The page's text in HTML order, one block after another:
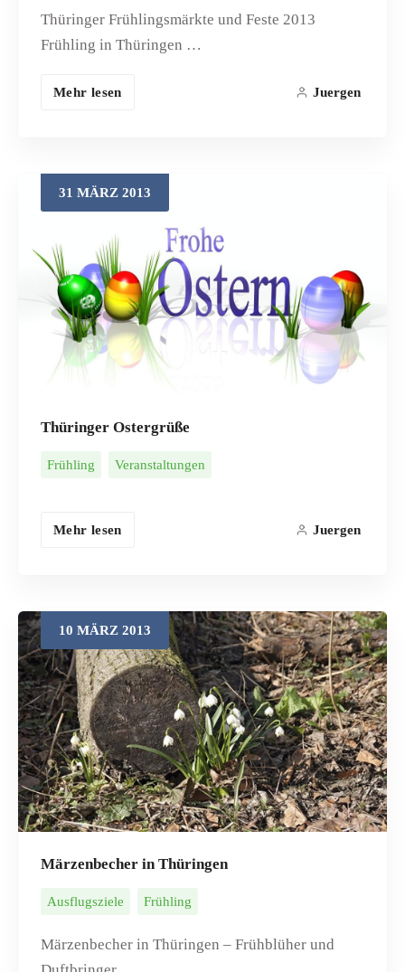
Thüringer Frühlingsmärkte und Feste 2013
Frühling in Thüringen …
Mehr lesen Juergen
31 MÄRZ 2013
Thüringer Ostergrüße
Frühling Veranstaltungen
Mehr lesen Juergen
10 MÄRZ 2013
Märzenbecher in Thüringen
Ausflugsziele Frühling
Märzenbecher in Thüringen – Frühblüher und